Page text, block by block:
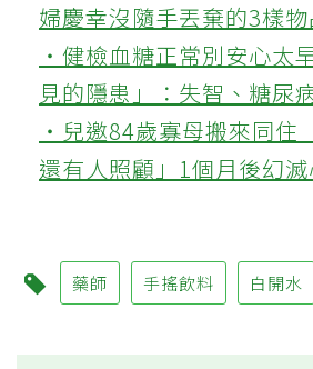
婦慶幸沒隨手丟棄的3樣物
‧健檢血糖正常別安心太
見的隱患」：失智、糖尿
‧兒邀84歲寡母搬來同住
還有人照顧」1個月後幻
藥師 手搖飲料 白開水